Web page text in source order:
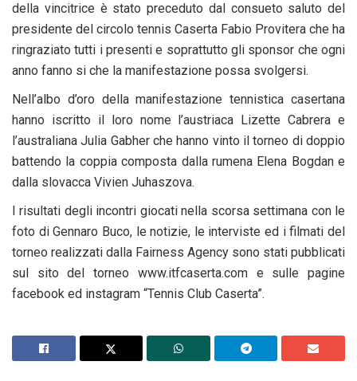
della vincitrice è stato preceduto dal consueto saluto del
presidente del circolo tennis Caserta Fabio Provitera che ha
ringraziato tutti i presenti e soprattutto gli sponsor che ogni
anno fanno si che la manifestazione possa svolgersi.
Nell’albo d’oro della manifestazione tennistica casertana
hanno iscritto il loro nome l’austriaca Lizette Cabrera e
l’australiana Julia Gabher che hanno vinto il torneo di doppio
battendo la coppia composta dalla rumena Elena Bogdan e
dalla slovacca Vivien Juhaszova.
I risultati degli incontri giocati nella scorsa settimana con le
foto di Gennaro Buco, le notizie, le interviste ed i filmati del
torneo realizzati dalla Fairness Agency sono stati pubblicati
sul sito del torneo www.itfcaserta.com e sulle pagine
facebook ed instagram “Tennis Club Caserta”.